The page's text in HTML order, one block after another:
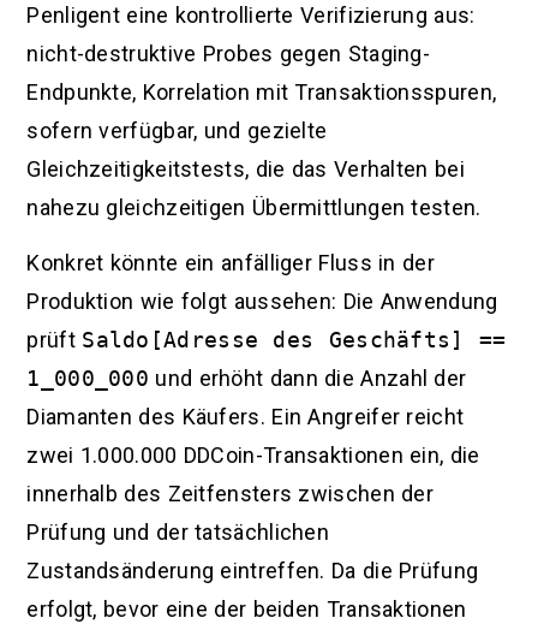
Penligent eine kontrollierte Verifizierung aus:
nicht-destruktive Probes gegen Staging-
Endpunkte, Korrelation mit Transaktionsspuren,
sofern verfügbar, und gezielte
Gleichzeitigkeitstests, die das Verhalten bei
nahezu gleichzeitigen Übermittlungen testen.
Konkret könnte ein anfälliger Fluss in der
Produktion wie folgt aussehen: Die Anwendung
prüft Saldo[Adresse des Geschäfts] ==
1_000_000 und erhöht dann die Anzahl der
Diamanten des Käufers. Ein Angreifer reicht
zwei 1.000.000 DDCoin-Transaktionen ein, die
innerhalb des Zeitfensters zwischen der
Prüfung und der tatsächlichen
Zustandsänderung eintreffen. Da die Prüfung
erfolgt, bevor eine der beiden Transaktionen